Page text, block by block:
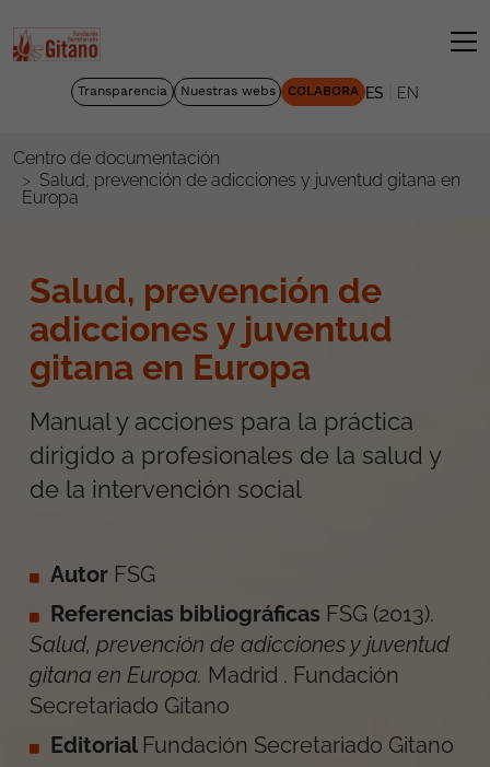
Transparencia Nuestras webs COLABORA ES EN
Centro de documentación
Salud, prevención de adicciones y juventud gitana en
Europa
Salud, prevención de
adicciones y juventud
gitana en Europa
Manual y acciones para la práctica
dirigido a profesionales de la salud y
de la intervención social
Autor FSG
Referencias bibliográficas FSG (2013).
Salud, prevención de adicciones y juventud
gitana en Europa. Madrid . Fundación
Secretariado Gitano
Editorial Fundación Secretariado Gitano